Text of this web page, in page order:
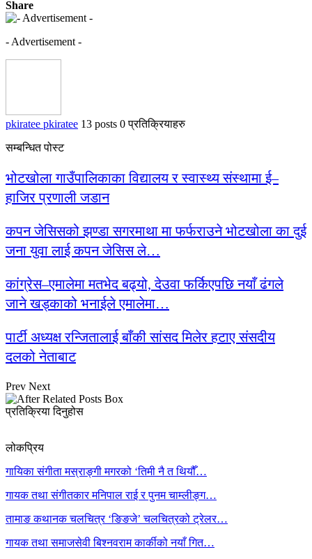
Share
- Advertisement -
pkiratee pkiratee 13 posts 0 प्रतिक्रियाहरु
सम्बन्धित पोस्ट
भोटखोला गाउँपालिकाका विद्यालय र स्वास्थ्य संस्थामा ई–
हाजिर प्रणाली जडान
कपन जेसिसको झण्डा सगरमाथा मा फर्फराउने भोटखोला का दुई
जना युवा लाई कपन जेसिस ले…
कांग्रेस–एमालेमा मतभेद बढ्यो, देउवा फर्किएपछि नयाँ ढंगले
जाने खड्काको भनाईले एमालेमा…
पार्टी अध्यक्ष रन्जितालाई बाँकी सांसद मिलेर हटाए संसदीय
दलको नेताबाट
Prev Next
प्रतिक्रिया दिनुहोस
लोकप्रिय
गायिका संगीता मस्राङ्गी मगरको ‘तिमी नै त थियौँ…
गायक तथा संगीतकार मनिपाल राई र पुनम चाम्लीङ्ग…
तामाङ कथानक चलचित्र ‘ङिङजे’ चलचित्रको ट्रेलर…
गायक तथा समाजसेवी बिश्नवराम कार्कीको नयाँ गित…